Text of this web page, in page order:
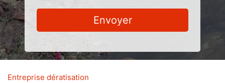
Envoyer
Entreprise dératisation